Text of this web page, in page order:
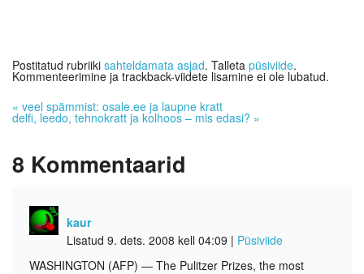
Postitatud rubriiki sahteldamata asjad. Talleta püsiviide.
Kommenteerimine ja trackback-viidete lisamine ei ole lubatud.
« veel spämmist: osale.ee ja laupne kratt
delfi, leedo, tehnokratt ja kolhoos – mis edasi? »
8 Kommentaarid
kaur
Lisatud 9. dets. 2008 kell 04:09 | Püsiviide
WASHINGTON (AFP) — The Pulitzer Prizes, the most